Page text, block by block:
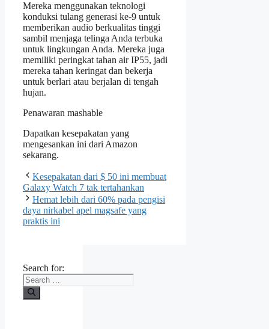
Mereka menggunakan teknologi
konduksi tulang generasi ke-9 untuk
memberikan audio berkualitas tinggi
sambil menjaga telinga Anda terbuka
untuk lingkungan Anda. Mereka juga
memiliki peringkat tahan air IP55, jadi
mereka tahan keringat dan bekerja
untuk berlari atau berjalan di tengah
hujan.
Penawaran mashable
Dapatkan kesepakatan yang
mengesankan ini dari Amazon
sekarang.
Kesepakatan dari $ 50 ini membuat
Galaxy Watch 7 tak tertahankan
Hemat lebih dari 60% pada pengisi
daya nirkabel apel magsafe yang
praktis ini
Search for: